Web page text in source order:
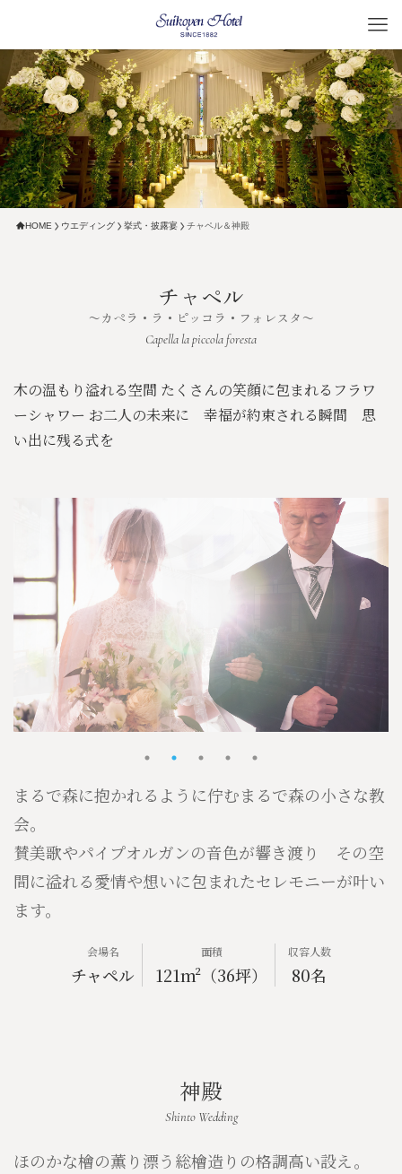
HOME ウエディング 挙式・披露宴 チャペル＆神殿
チャペル
〜カペラ・ラ・ピッコラ・フォレスタ〜
木の温もり溢れる空間 たくさんの笑顔に包まれるフラワ
ーシャワー お二人の未来に 幸福が約束される瞬間 思
い出に残る式を
1 2 3 4 5
まるで森に抱かれるように佇むまるで森の小さな教
会。
賛美歌やパイプオルガンの音色が響き渡り その空
間に溢れる愛情や想いに包まれたセレモニーが叶い
ます。
会場名
チャペル
面積
121m²（36坪）
収容人数
80名
神殿
ほのかな檜の薫り漂う総檜造りの格調高い設え。